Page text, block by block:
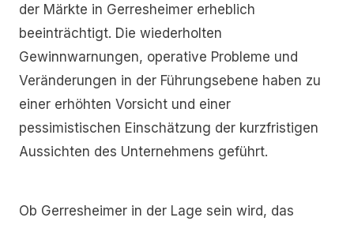
der Märkte in Gerresheimer erheblich
beeinträchtigt. Die wiederholten
Gewinnwarnungen, operative Probleme und
Veränderungen in der Führungsebene haben zu
einer erhöhten Vorsicht und einer
pessimistischen Einschätzung der kurzfristigen
Aussichten des Unternehmens geführt.
Ob Gerresheimer in der Lage sein wird, das